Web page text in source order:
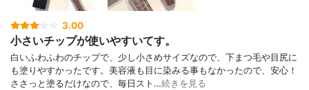
3.00
小さいチップが使いやすいてす。
白いふわふわのチップで、少し小さめサイズなので、下まつ毛や目尻に
も塗りやすかったです。美容液も目に染みる事もなかったので、安心！
ささっと塗るだけなので、毎日スト…続きを見る